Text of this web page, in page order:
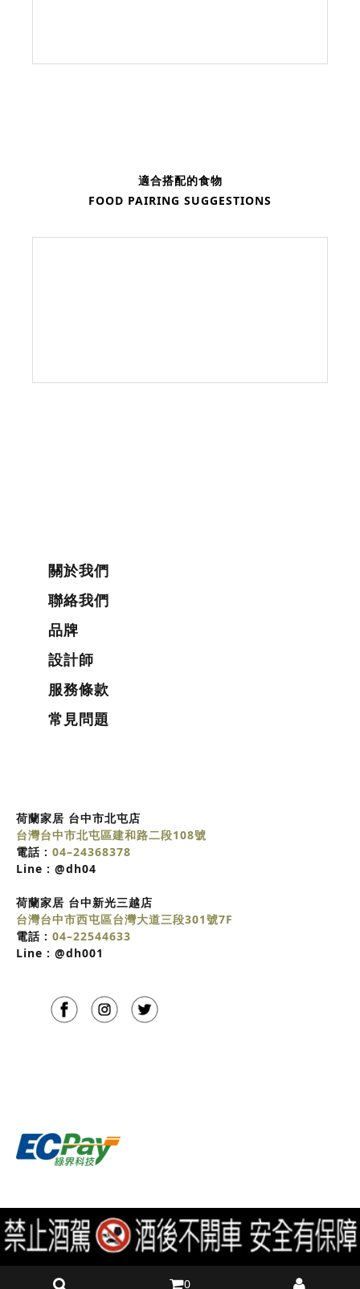
0
適合搭配的食物
FOOD PAIRING SUGGESTIONS
關於我們
聯絡我們
品牌
設計師
服務條款
常見問題
荷蘭家居 台中市北屯店
台灣台中市北屯區建和路二段108號
電話 : 04–24368378
Line : @dh04
荷蘭家居 台中新光三越店
台灣台中市西屯區台灣大道三段301號7F
電話 : 04–22544633
Line : @dh001
DUTCHHAVES 荷蘭家居 歐洲進口家具 版權所有 © Copyright
2026 . All Rights Reserved.